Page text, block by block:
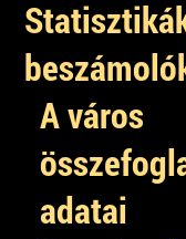
A város
adatai